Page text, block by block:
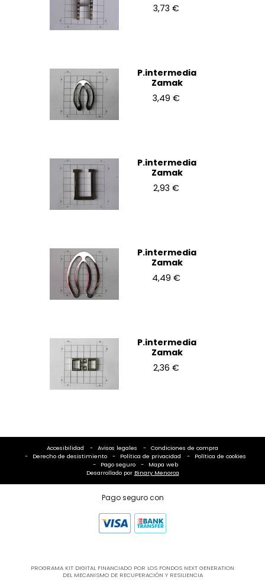
3,73 €
P.intermedia
Zamak
3,49 €
P.intermedia
Zamak
2,93 €
P.intermedia
Zamak
4,49 €
P.intermedia
Zamak
2,36 €
Accesibilidad Avisos legales
Condiciones de compra
Derecho de desistimiento
Política de privacidad
Política de cookies
Pago seguro
Mapa web
Desarrollado por Binary Menorca
Pago seguro con
PROGRAMA KIT DIGITAL FINANCIADO POR LOS FONDOS NEXT GENERATION
DEL MECANISMO DE RECUPERACIÓN Y RESILIENCIA